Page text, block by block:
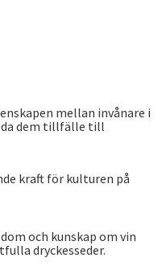
mellan invånare i
dem tillfälle till
kraft för kulturen på
och kunskap om vin
dryckesseder.